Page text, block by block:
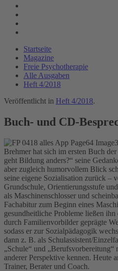
Startseite
Magazine
Freie Psychotherapie
Alle Ausgaben
Heft 4/2018
Veröffentlicht in Heft 4/2018.
Buch- und CD-
Brehmer hat sich im ersten Buch
geht Bildung anders?“ seine
aber zugleich humorvollem Blick
seine eigene Sozialisation zurück –
Grundschule, Orientierungsstufe
als Maschinenschlosser und
Fachabitur zum Beginn eines
gesundheitliche Probleme ließen ihn
durch Familienvorbilder geprägte
sodass er zur Sozialpädagogik
dann z. B. als Schulassistent/
„Schule“ und „Berufsvorbereitung“
anderer Perspektive kennen. Heute
Trainer, Berater und Coach.